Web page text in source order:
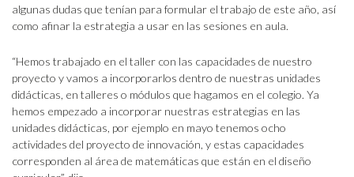
algunas dudas que tenían para formular el trabajo de este año, así
como afinar la estrategia a usar en las sesiones en aula.
“Hemos trabajado en el taller con las capacidades de nuestro
proyecto y vamos a incorporarlos dentro de nuestras unidades
didácticas, en talleres o módulos que hagamos en el colegio. Ya
hemos empezado a incorporar nuestras estrategias en las
unidades didácticas, por ejemplo en mayo tenemos ocho
actividades del proyecto de innovación, y estas capacidades
corresponden al área de matemáticas que están en el diseño